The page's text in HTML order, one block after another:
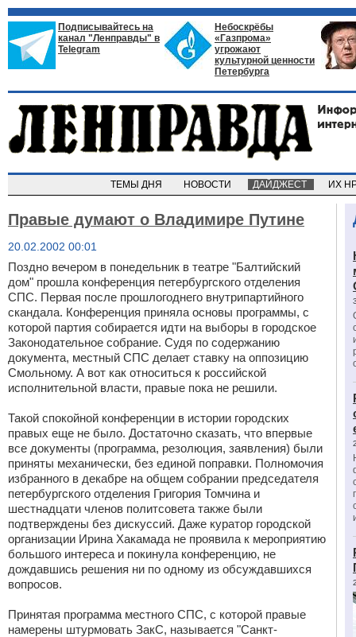
Подписывайтесь на
канал "Ленправды" в
Telegram
Небоскрёбы
«Газпрома»
угрожают
культурной ценности
Петербурга
ТЕМЫ ДНЯ НОВОСТИ ДАЙДЖЕСТ ИХ
Правые думают о Владимире Путине
20.02.2002 00:01
Поздно вечером в понедельник в театре "Балтийский
дом" прошла конференция петербургского отделения
СПС. Первая после прошлогоднего внутрипартийного
скандала. Конференция приняла основы программы, с
которой партия собирается идти на выборы в городское
Законодательное собрание. Судя по содержанию
документа, местный СПС делает ставку на оппозицию
Смольному. А вот как относиться к российской
исполнительной власти, правые пока не решили.
Такой спокойной конференции в истории городских
правых еще не было. Достаточно сказать, что впервые
все документы (программа, резолюция, заявления) были
приняты механически, без единой поправки. Полномочия
избранного в декабре на общем собрании председателя
петербургского отделения Григория Томчина и
шестнадцати членов политсовета также были
подтверждены без дискуссий. Даже куратор городской
организации Ирина Хакамада не проявила к мероприятию
большого интереса и покинула конференцию, не
дождавшись решения ни по одному из обсуждавшихся
вопросов.
Принятая программа местного СПС, с которой правые
намерены штурмовать ЗакС, называется "Санкт-